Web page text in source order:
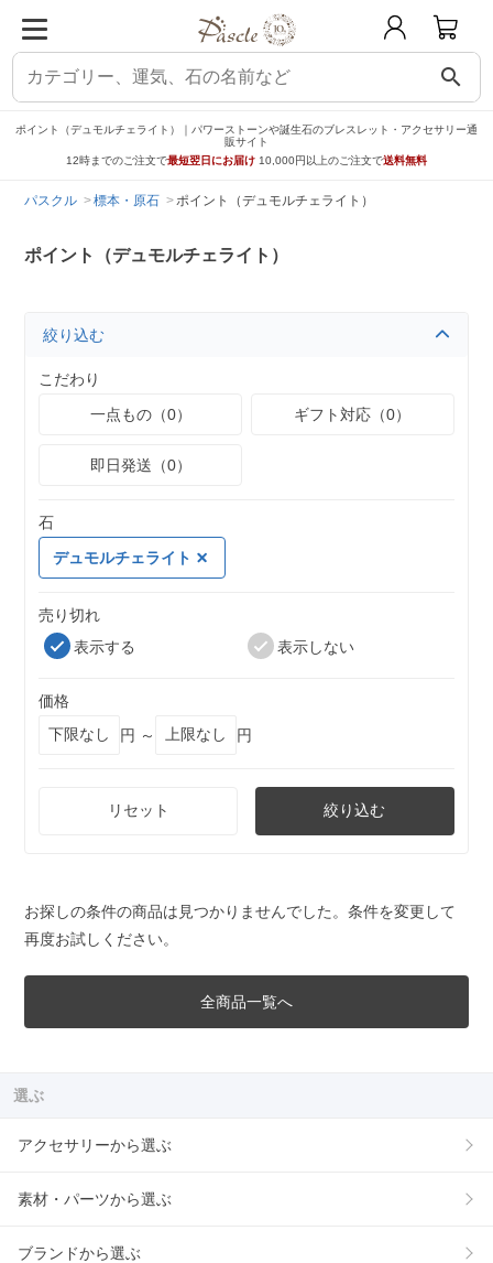
search
ポイント（デュモルチェライト）｜パワーストーンや誕生石のブレスレット・アクセサリー通
販サイト
12時までのご注文で最短翌日にお届け 10,000円以上のご注文で送料無料
パスクル 標本・原石 ポイント（デュモルチェライト）
ポイント（デュモルチェライト）
絞り込む
こだわり
一点もの（0）
ギフト対応（0）
即日発送（0）
石
デュモルチェライト
売り切れ
表示する
表示しない
価格
円 ～
円
リセット 絞り込む
お探しの条件の商品は見つかりませんでした。条件を変更して
再度お試しください。
全商品一覧へ
選ぶ
アクセサリーから選ぶ
素材・パーツから選ぶ
ブランドから選ぶ